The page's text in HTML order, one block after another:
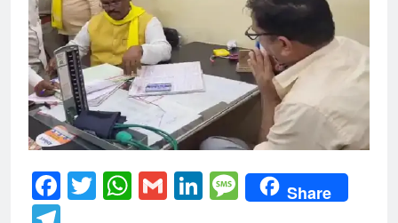
Facebook
Twitter
WhatsApp
GmailLinkedIn
Message
Share